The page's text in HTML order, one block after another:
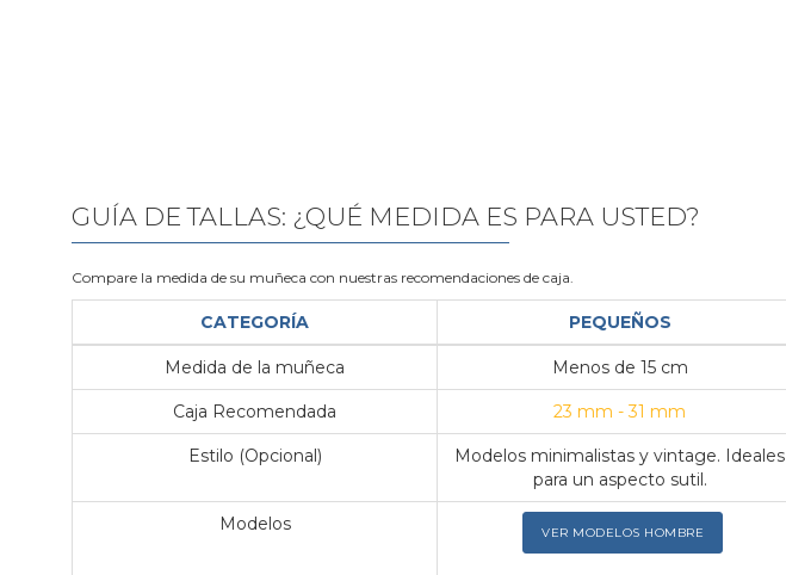
GUÍA DE TALLAS: ¿QUÉ MEDIDA ES PARA USTED?
Compare la medida de su muñeca con nuestras recomendaciones de caja.
CATEGORÍA PEQUEÑOS
Medida de la muñeca Menos de 15 cm
Caja Recomendada 23 mm - 31 mm
Estilo (Opcional)
Modelos minimalistas y vintage. Ideales
para un aspecto sutil.
Modelos VER MODELOS HOMBRE